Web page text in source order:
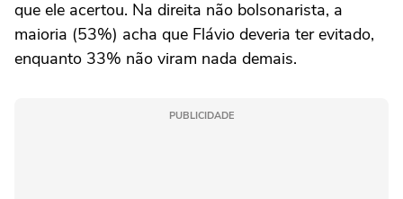
que ele acertou. Na direita não bolsonarista, a
maioria (53%) acha que Flávio deveria ter evitado,
enquanto 33% não viram nada demais.
PUBLICIDADE